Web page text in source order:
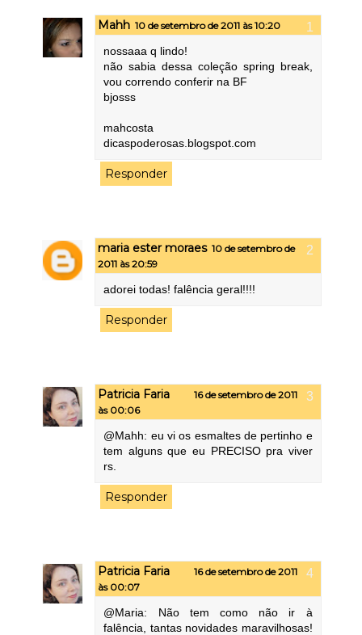
Mahh 10 de setembro de 2011 às 10:20
nossaaa q lindo!
não sabia dessa coleção spring break,
vou correndo conferir na BF
bjosss
mahcosta
dicaspoderosas.blogspot.com
Responder
maria ester moraes 10 de setembro de
2011 às 20:59
adorei todas! falência geral!!!!
Responder
Patricia Faria
16 de setembro de 2011
às 00:06
@Mahh: eu vi os esmaltes de pertinho e
tem alguns que eu PRECISO pra viver
rs.
Responder
Patricia Faria
16 de setembro de 2011
às 00:07
@Maria: Não tem como não ir à
falência, tantas novidades maravilhosas!